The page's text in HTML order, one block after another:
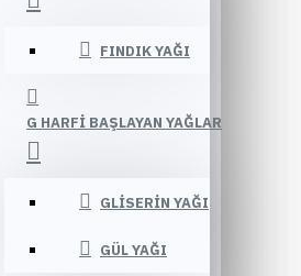
FINDIK YAĞI
G HARFI BAŞLAYAN YAĞLAR
GLISERIN YAĞI
GÜL YAĞI